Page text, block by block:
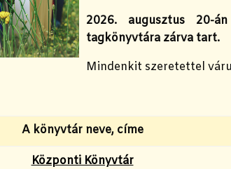
2026. augusztus 20-
tagkönyvtára zárva tart.
Mindenkit szeretettel
A könyvtár neve, címe
Központi Könyvtár